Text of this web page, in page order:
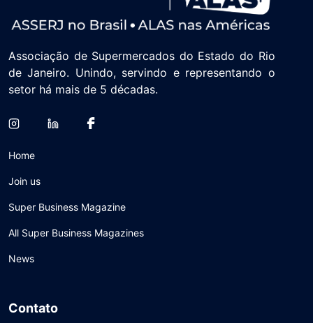
Associação de Supermercados do Estado do Rio
de Janeiro. Unindo, servindo e representando o
setor há mais de 5 décadas.
Home
Join us
Super Business Magazine
All Super Business Magazines
News
Contato